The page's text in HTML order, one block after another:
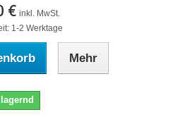
€ inkl. MwSt.
1-2 Werktage
Mehr
lagernd